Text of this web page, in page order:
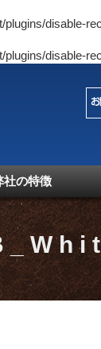
disable-
disable-
社の特徴